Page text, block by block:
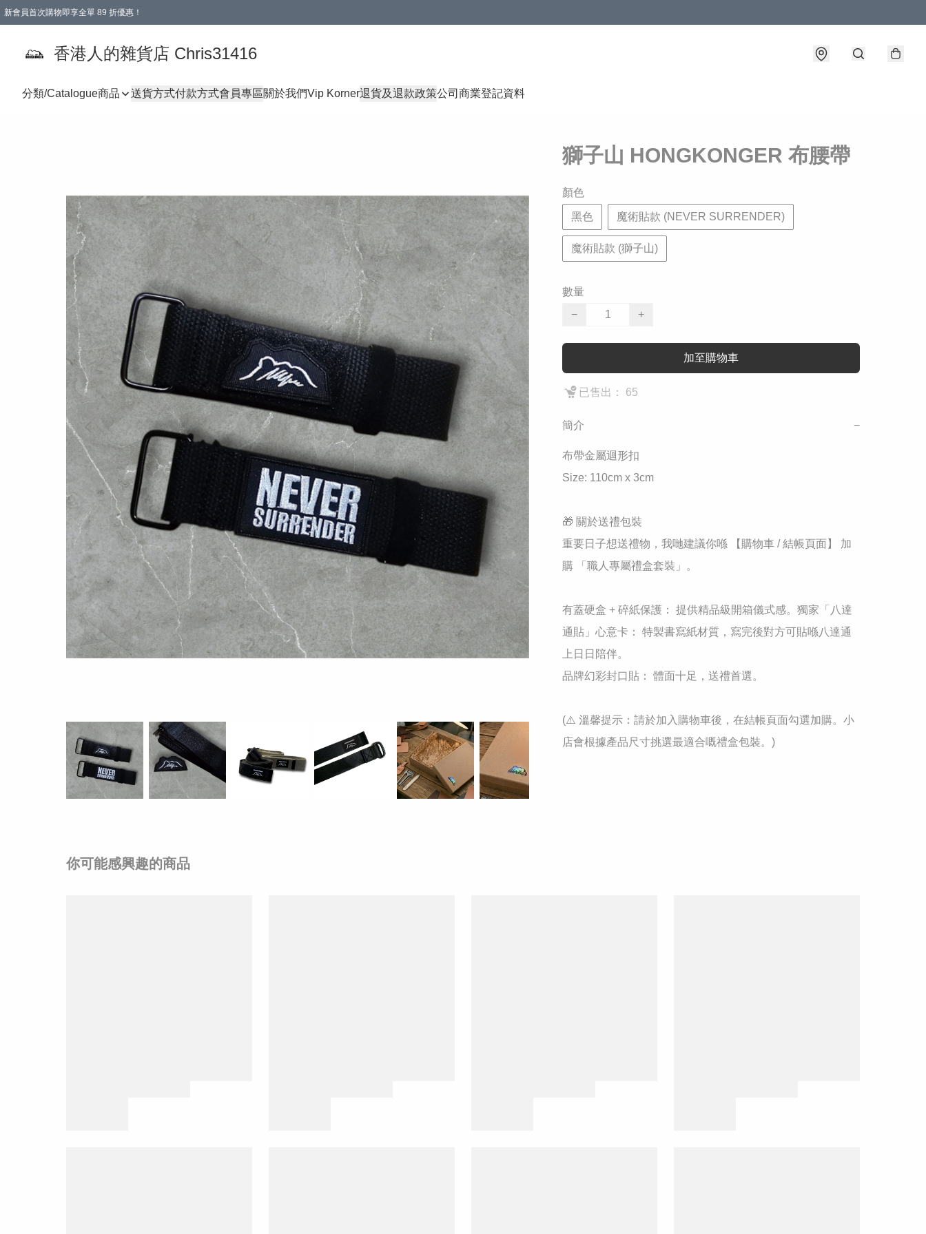
新會員首次購物即享全單 89 折優惠！
香港人的雜貨店 Chris31416
分類/Catalogue商品 送貨方式付款方式會員專區關於我們Vip Korner退貨及退款政策公司商業登記資料
獅子山 HONGKONGER 布腰帶
顏色
黑色 魔術貼款 (NEVER SURRENDER)
魔術貼款 (獅子山)
數量
−
+
加至購物車
已售出： 65
簡介 −
布帶金屬迴形扣
Size: 110cm x 3cm
🎁 關於送禮包裝
重要日子想送禮物，我哋建議你喺 【購物車 / 結帳頁面】 加
購 「職人專屬禮盒套裝」。
有蓋硬盒 + 碎紙保護： 提供精品級開箱儀式感。獨家「八達
通貼」心意卡： 特製書寫紙材質，寫完後對方可貼喺八達通
上日日陪伴。
品牌幻彩封口貼： 體面十足，送禮首選。
(⚠️ 溫馨提示：請於加入購物車後，在結帳頁面勾選加購。小
店會根據產品尺寸挑選最適合嘅禮盒包裝。)
你可能感興趣的商品